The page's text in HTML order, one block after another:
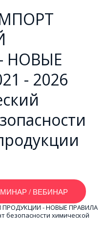
НОВЫЕ
- 2026
/ ВЕБИНАР
- НОВЫЕ ПРАВИЛА
безопасности химической